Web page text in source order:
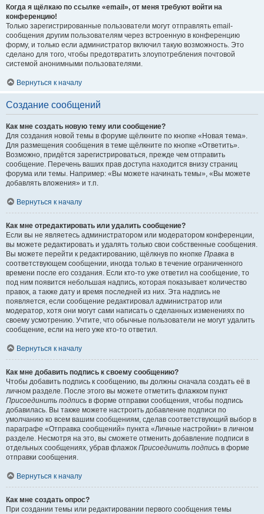
Когда я щёлкаю по ссылке «email», от меня требуют войти на
конференцию!
Только зарегистрированные пользователи могут отправлять email-
сообщения другим пользователям через встроенную в конференцию
форму, и только если администратор включил такую возможность. Это
сделано для того, чтобы предотвратить злоупотребления почтовой
системой анонимными пользователями.
Вернуться к началу
Создание сообщений
Как мне создать новую тему или сообщение?
Для создания новой темы в форуме щёлкните по кнопке «Новая тема».
Для размещения сообщения в теме щёлкните по кнопке «Ответить».
Возможно, придётся зарегистрироваться, прежде чем отправить
сообщение. Перечень ваших прав доступа находится внизу страниц
форума или темы. Например: «Вы можете начинать темы», «Вы можете
добавлять вложения» и т.п.
Вернуться к началу
Как мне отредактировать или удалить сообщение?
Если вы не являетесь администратором или модератором конференции,
вы можете редактировать и удалять только свои собственные сообщения.
Вы можете перейти к редактированию, щёлкнув по кнопке Правка в
соответствующем сообщении, иногда только в течение ограниченного
времени после его создания. Если кто-то уже ответил на сообщение, то
под ним появится небольшая надпись, которая показывает количество
правок, а также дату и время последней из них. Эта надпись не
появляется, если сообщение редактировал администратор или
модератор, хотя они могут сами написать о сделанных изменениях по
своему усмотрению. Учтите, что обычные пользователи не могут удалить
сообщение, если на него уже кто-то ответил.
Вернуться к началу
Как мне добавить подпись к своему сообщению?
Чтобы добавить подпись к сообщению, вы должны сначала создать её в
личном разделе. После этого вы можете отметить флажком пункт
Присоединить подпись в форме отправки сообщения, чтобы подпись
добавилась. Вы также можете настроить добавление подписи по
умолчанию ко всем вашим сообщениям, сделав соответствующий выбор в
параграфе «Отправка сообщений» пункта «Личные настройки» в личном
разделе. Несмотря на это, вы сможете отменить добавление подписи в
отдельных сообщениях, убрав флажок Присоединить подпись в форме
отправки сообщения.
Вернуться к началу
Как мне создать опрос?
При создании темы или редактировании первого сообщения темы